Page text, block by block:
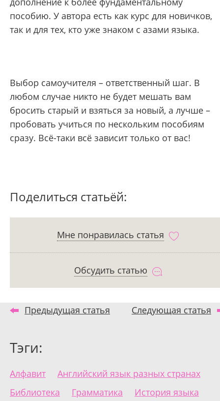
пособию. У автора есть как курс для новичков,
так и для тех, кто уже знаком с азами языка.
Выбор самоучителя – ответственный шаг. В
любом случае никто не будет мешать вам
бросить старый и взяться за новый, а лучше –
пробовать учиться по нескольким пособиям
сразу. Всё-таки всё зависит только от вас!
Поделиться статьёй:
Мне понравилась статья
Обсудить статью
Предыдущая статья Следующая статья
Тэги:
Алфавит
Английский язык разных странах
Библиотека
Грамматика История языка